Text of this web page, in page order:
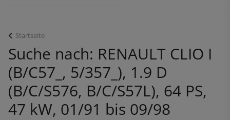
Startseite
Suche nach: RENAULT CLIO I
(B/C57_, 5/357_), 1.9 D
(B/C/S576, B/C/S57L), 64 PS,
47 kW, 01/91 bis 09/98